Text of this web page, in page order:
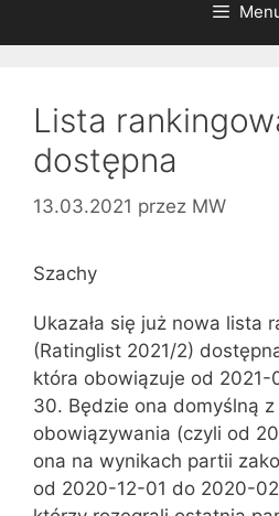
Lista
dostępna
13.03.2021 przez MW
Szachy
Ukazała się już nowa lista
(Ratinglist 2021/2)
która obowiązuje od
30. Będzie ona domyślną
obowiązywania (czyli od
ona na wynikach partii
od 2020-12-01 do 2020-